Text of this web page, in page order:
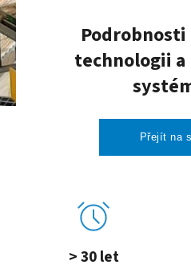
technologii
Přejít na
> 30 let